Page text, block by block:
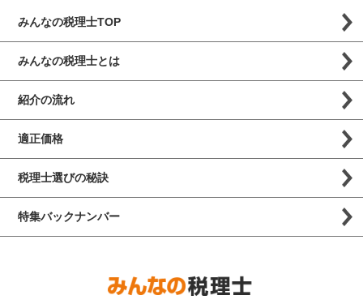
みんなの税理士TOP
みんなの税理士とは
紹介の流れ
適正価格
税理士選びの秘訣
特集バックナンバー